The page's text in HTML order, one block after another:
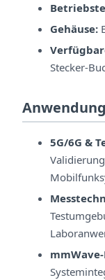
Gehäuse:
Stecker-
5G/6G &